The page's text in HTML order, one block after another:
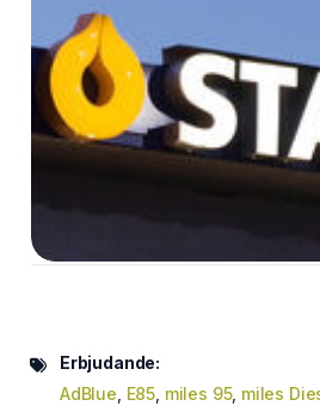
Erbjudande:
AdBlue E85 miles 95, miles